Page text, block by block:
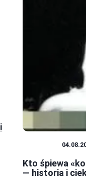
Kto śpiewa
— historia i